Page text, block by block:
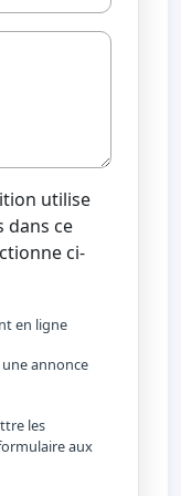
utilise
dans ce
ci-
en ligne
une annonce
les
aux